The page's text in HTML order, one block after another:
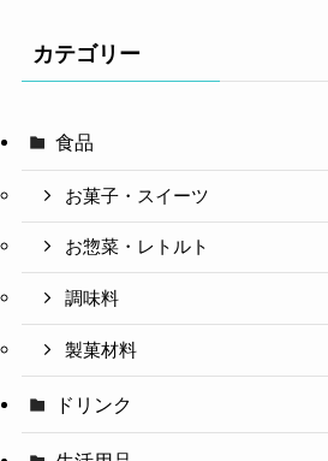
カテゴリー
食品
お菓子・スイーツ
お惣菜・レトルト
調味料
製菓材料
ドリンク